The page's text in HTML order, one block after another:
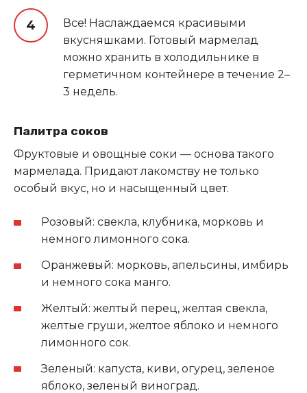
Все! Наслаждаемся красивыми
вкусняшками. Готовый мармелад
можно хранить в холодильнике в
герметичном контейнере в течение 2–
3 недель.
Палитра соков
Фруктовые и овощные соки — основа такого
мармелада. Придают лакомству не только
особый вкус, но и насыщенный цвет.
Розовый: свекла, клубника, морковь и
немного лимонного сока.
Оранжевый: морковь, апельсины, имбирь
и немного сока манго.
Желтый: желтый перец, желтая свекла,
желтые груши, желтое яблоко и немного
лимонного сок.
Зеленый: капуста, киви, огурец, зеленое
яблоко, зеленый виноград.